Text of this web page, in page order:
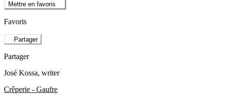
Mettre en favoris
Favoris
Partager
Partager
José Kossa, writer
Crêperie - Gaufre